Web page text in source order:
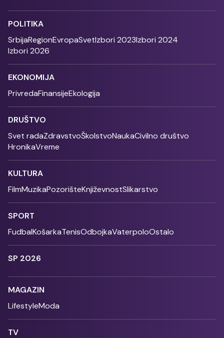
POLITIKA
SrbijaRegionEvropaSvetIzbori 2023Izbori 2024
Izbori 2026
EKONOMIJA
PrivredaFinansijeEkologija
DRUŠTVO
Svet radaZdravstvoŠkolstvoNaukaCivilno društvo
HronikaVreme
KULTURA
FilmMuzikaPozorišteKnjiževnostSlikarstvo
SPORT
FudbalKošarkaTenisOdbojkaVaterpoloOstalo
SP 2026
MAGAZIN
LifestyleModa
TV